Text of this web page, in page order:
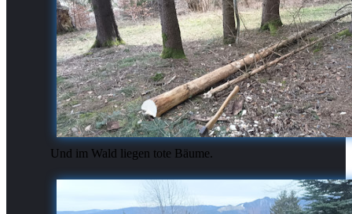
Und im Wald liegen tote Bäume.